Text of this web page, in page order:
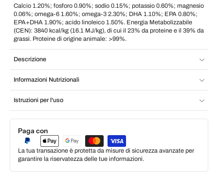
Calcio 1.20%; fosforo 0.90%; sodio 0.15%; potassio 0.60%; magnesio
0.06%; omega-6 1.60%; omega-3 2.30%; DHA 1.10%; EPA 0.80%;
EPA+DHA 1.90%; acido linoleico 1.50%. Energia Metabolizzabile
(CEN): 3840 kcal/kg (16.1 MJ/kg), di cui il 23% da proteine e il 39% da
grassi. Proteine di origine animale: >99%.
Descrizione
Informazioni Nutrizionali
Istruzioni per l'uso
Paga con
La tua transazione è protetta da misure di sicurezza avanzate per
garantire la riservatezza delle tue informazioni.